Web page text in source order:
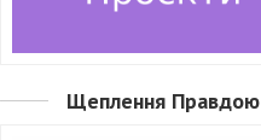
Щеплення Правдою